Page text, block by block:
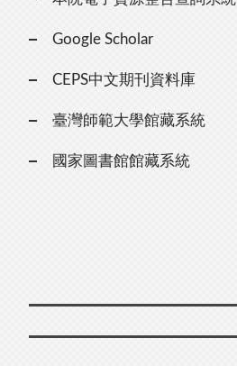
Google Scholar
CEPS中文期刊資料庫
臺灣師範大學館藏系統
國家圖書館館藏系統